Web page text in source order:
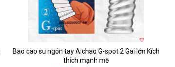
Bao cao su ngón tay Aichao G-spot 2 Gai lớn Kích
thích mạnh mẽ